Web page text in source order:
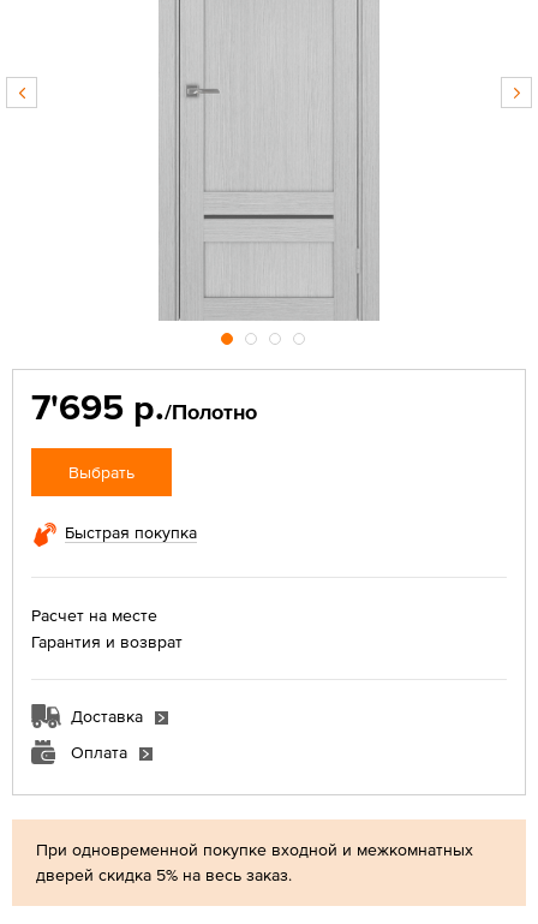
При одновременной покупке входной и межкомнатных
дверей скидка 5% на весь заказ.
7'695 р./Полотно
Выбрать
Быстрая покупка
Расчет на месте
Гарантия и возврат
Доставка
Оплата